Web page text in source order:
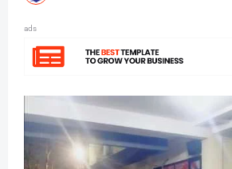
ads